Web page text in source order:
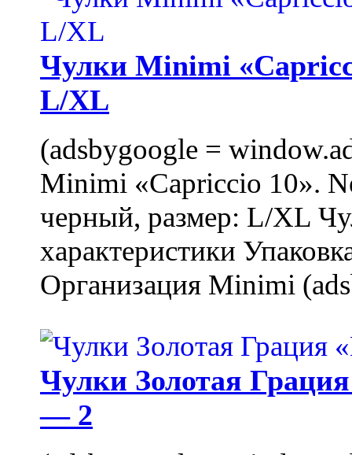
Чулки Minimi
L/XL
(adsbygoogle =
Minimi «Capriccio 10».
черный, размер: L/XL
характеристики
Организация Minimi
Чулки Золотая
— 2